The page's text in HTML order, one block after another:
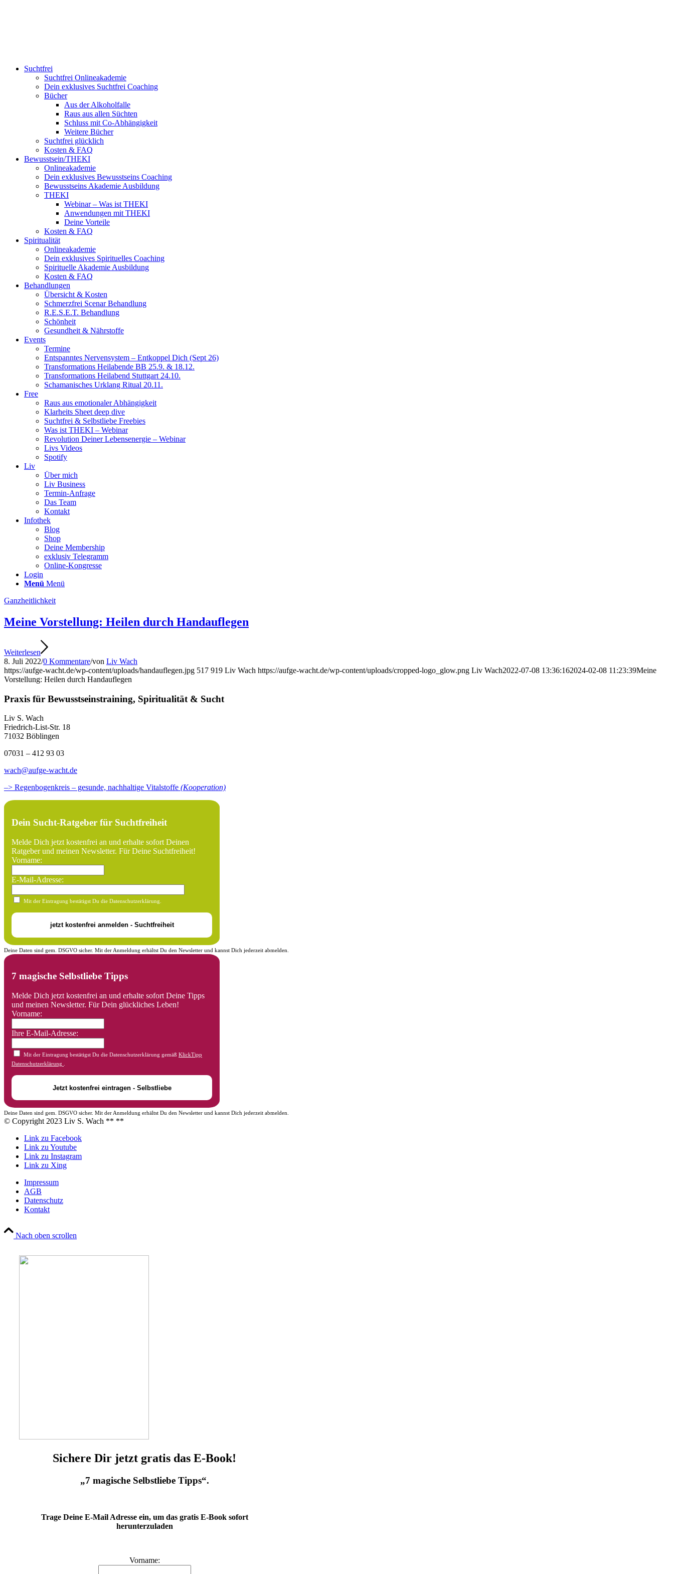
Suchtfrei
Suchtfrei Onlineakademie
Dein exklusives Suchtfrei Coaching
Bücher
Aus der Alkoholfalle
Raus aus allen Süchten
Schluss mit Co-Abhängigkeit
Weitere Bücher
Suchtfrei glücklich
Kosten & FAQ
Bewusstsein/THEKI
Onlineakademie
Dein exklusives Bewusstseins Coaching
Bewusstseins Akademie Ausbildung
THEKI
Webinar – Was ist THEKI
Anwendungen mit THEKI
Deine Vorteile
Kosten & FAQ
Spiritualität
Onlineakademie
Dein exklusives Spirituelles Coaching
Spirituelle Akademie Ausbildung
Kosten & FAQ
Behandlungen
Übersicht & Kosten
Schmerzfrei Scenar Behandlung
R.E.S.E.T. Behandlung
Schönheit
Gesundheit & Nährstoffe
Events
Termine
Entspanntes Nervensystem – Entkoppel Dich (Sept 26)
Transformations Heilabende BB 25.9. & 18.12.
Transformations Heilabend Stuttgart 24.10.
Schamanisches Urklang Ritual 20.11.
Free
Raus aus emotionaler Abhängigkeit
Klarheits Sheet deep dive
Suchtfrei & Selbstliebe Freebies
Was ist THEKI – Webinar
Revolution Deiner Lebensenergie – Webinar
Livs Videos
Spotify
Liv
Über mich
Liv Business
Termin-Anfrage
Das Team
Kontakt
Infothek
Blog
Shop
Deine Membership
exklusiv Telegramm
Online-Kongresse
Login
Menü Menü
Ganzheitlichkeit
Meine Vorstellung: Heilen durch Handauflegen
Weiterlesen
8. Juli 2022/0 Kommentare/von Liv Wach
https://aufge-wacht.de/wp-content/uploads/handauflegen.jpg 517 919 Liv Wach https://aufge-wacht.de/wp-content/uploads/cropped-logo_glow.png Liv Wach2022-07-08 13:36:162024-02-08 11:23:39Meine
Vorstellung: Heilen durch Handauflegen
Praxis für Bewusstseinstraining, Spiritualität & Sucht
Liv S. Wach
Friedrich-List-Str. 18
71032 Böblingen
07031 – 412 93 03
wach@aufge-wacht.de
–> Regenbogenkreis – gesunde, nachhaltige Vitalstoffe (Kooperation)
Dein Sucht-Ratgeber für Suchtfreiheit
Melde Dich jetzt kostenfrei an und erhalte sofort Deinen
Ratgeber und meinen Newsletter. Für Deine Suchtfreiheit!
Vorname:
E-Mail-Adresse:
Mit der Eintragung bestätigst Du die Datenschutzerklärung.
Deine Daten sind gem. DSGVO sicher. Mit der Anmeldung erhältst Du den Newsletter und kannst Dich jederzeit abmelden.
7 magische Selbstliebe Tipps
Melde Dich jetzt kostenfrei an und erhalte sofort Deine Tipps
und meinen Newsletter. Für Dein glückliches Leben!
Vorname:
Ihre E-Mail-Adresse:
Mit der Eintragung bestätigst Du die Datenschutzerklärung gemäß KlickTipp
Datenschutzerklärung
Deine Daten sind gem. DSGVO sicher. Mit der Anmeldung erhältst Du den Newsletter und kannst Dich jederzeit abmelden.
© Copyright 2023 Liv S. Wach ** **
Link zu Facebook
Link zu Youtube
Link zu Instagram
Link zu Xing
Impressum
AGB
Datenschutz
Kontakt
Nach oben scrollen
Sichere Dir jetzt gratis das E-Book!
„7 magische Selbstliebe Tipps“.
Trage Deine E-Mail Adresse ein, um das gratis E-Book sofort
herunterzuladen
Vorname: